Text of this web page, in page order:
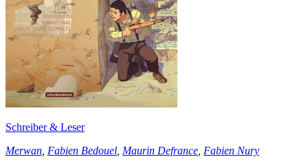
Schreiber & Leser
Merwan Fabien Bedouel Maurin Defrance Fabien Nury